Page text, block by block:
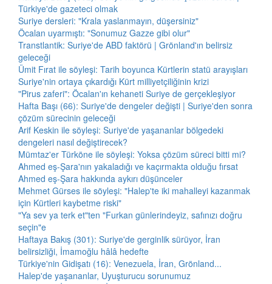
Türkiye'de gazeteci olmak
Suriye dersleri: "Krala yaslanmayın, düşersiniz"
Öcalan uyarmıştı: "Sonumuz Gazze gibi olur"
Transtlantik: Suriye'de ABD faktörü | Grönland'ın belirsiz
geleceği
Ümit Fırat ile söyleşi: Tarih boyunca Kürtlerin statü arayışları
Suriye'nin ortaya çıkardığı Kürt milliyetçiliğinin krizi
"Pirus zaferi": Öcalan'ın kehaneti Suriye de gerçekleşiyor
Hafta Başı (66): Suriye'de dengeler değişti | Suriye'den sonra
çözüm sürecinin geleceği
Arif Keskin ile söyleşi: Suriye'de yaşananlar bölgedeki
dengeleri nasıl değiştirecek?
Mümtaz'er Türköne ile söyleşi: Yoksa çözüm süreci bitti mi?
Ahmed eş-Şara'nın yakaladığı ve kaçırmakta olduğu fırsat
Ahmed eş-Şara hakkında aykırı düşünceler
Mehmet Gürses ile söyleşi: "Halep'te iki mahalleyi kazanmak
için Kürtleri kaybetme riski"
"Ya sev ya terk et"ten "Furkan günlerindeyiz, safınızı doğru
seçin"e
Haftaya Bakış (301): Suriye'de gerginlik sürüyor, İran
belirsizliği, İmamoğlu hâlâ hedefte
Türkiye'nin Gidişatı (16): Venezuela, İran, Grönland...
Halep'de yaşananlar, Uyuşturucu sorunumuz